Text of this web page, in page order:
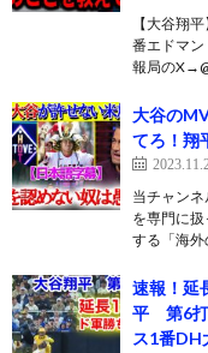
【大谷翔
番エドマ
報局の
大谷の
てろ！翔
当チャン
を専門に
する「海
速報！延
平 第6打
ス1番DH